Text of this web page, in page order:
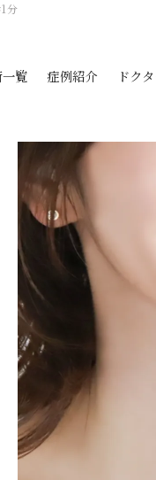
分
覧 症例紹介 ドク